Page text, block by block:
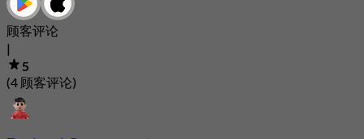
顾客评论
|
5
(4 顾客评论)